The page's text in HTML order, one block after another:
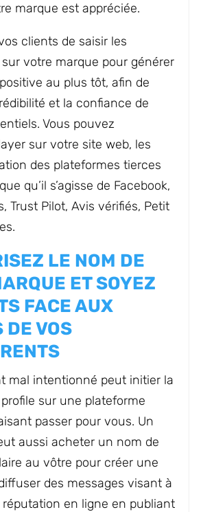
marque est appréciée.
clients de saisir les
votre marque pour générer
au plus tôt, afin de
et la confiance de
Vous pouvez
sur votre site web, les
des plateformes tierces
qu’il s’agisse de Facebook,
Trust Pilot, Avis vérifiés, Petit
LE NOM DE
ET SOYEZ
FACE AUX
DE VOS
mal intentionné peut initier la
sur une plateforme
passer pour vous. Un
aussi acheter un nom de
au vôtre pour créer une
des messages visant à
en ligne en publiant